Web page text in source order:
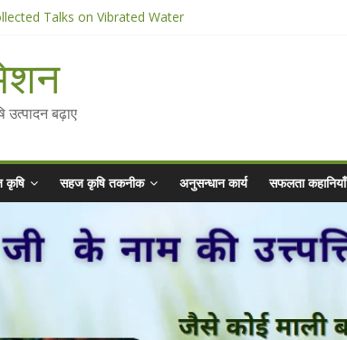
Talks on Vibrated Water
जल pdf
Designs @ 2025 for Sahaj Krishi Promotions
Gaon Ki Or Abhiyaan - 2025-26
उत्पादन बढ़ाए
कृषि सहज कृषि तकनीक अनुसन्धान कार्य सफलता कहानियाँ